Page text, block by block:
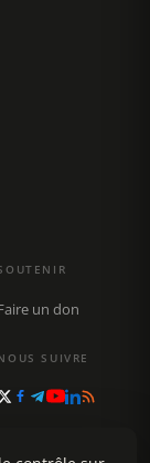
un don
SUIVRE